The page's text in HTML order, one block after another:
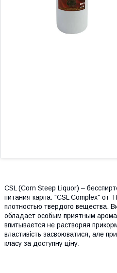
CSL (Corn Steep Liquor) –
питания карпа. "CSL Complex"
плотностью твердого вещества.
обладает особым приятным
впитывается не растворяя
властивість засвоюватися, але
класу за доступну ціну.